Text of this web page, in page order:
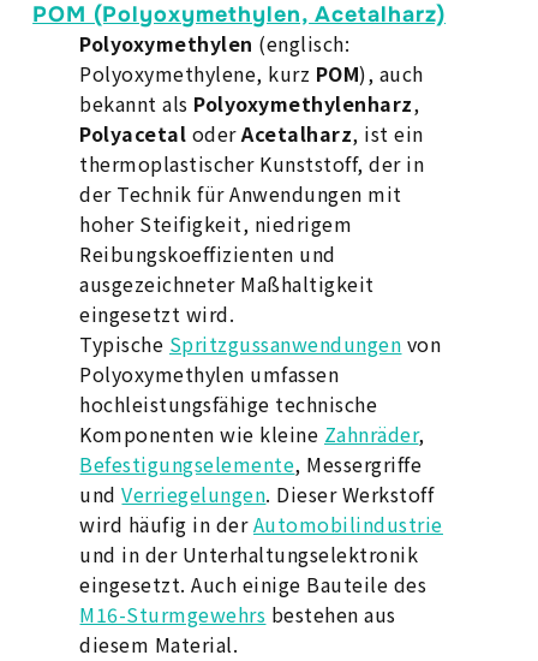
POM (Polyoxymethylen, Acetalharz)
Polyoxymethylen (englisch:
Polyoxymethylene, kurz POM), auch
bekannt als Polyoxymethylenharz,
Polyacetal oderAcetalharz, ist ein
thermoplastischer Kunststoff, der in
der Technik für Anwendungen mit
hoher Steifigkeit, niedrigem
Reibungskoeffizienten und
ausgezeichneter Maßhaltigkeit
eingesetzt wird.
Typische Spritzgussanwendungen von
Polyoxymethylen umfassen
hochleistungsfähige technische
Komponenten wie kleine Zahnräder,
Befestigungselemente, Messergriffe
undVerriegelungen. Dieser Werkstoff
wird häufig in derAutomobilindustrie
und in der Unterhaltungselektronik
eingesetzt. Auch einige Bauteile des
M16-Sturmgewehrs bestehen aus
diesem Material.